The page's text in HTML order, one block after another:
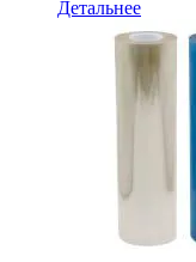
Детальнее